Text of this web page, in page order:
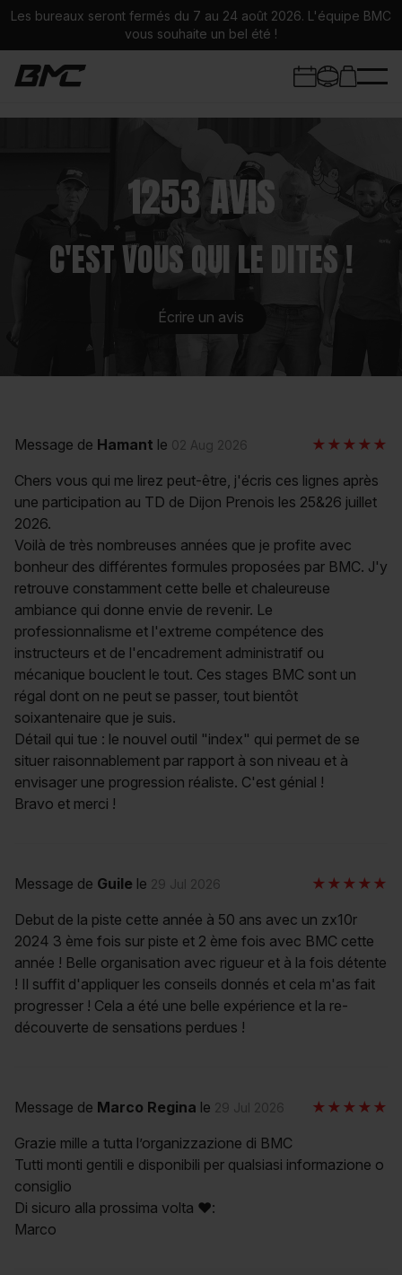
Les bureaux seront fermés du 7 au 24 août 2026. L'équipe BMC
vous souhaite un bel été !
Trackdays
Stages Moto
Circuits
Univers BMC
Devenez membre BMC pour accéder au meilleur
contenus de vos sessions.
Nous rejoindre S'identifier
1253 AVIS
C'EST VOUS QUI LE DITES !
Écrire un avis
Message de Hamant le 02 Aug 2026
Chers vous qui me lirez peut-être, j'écris ces lignes après
une participation au TD de Dijon Prenois les 25&26 juillet
2026.
Voilà de très nombreuses années que je profite avec
bonheur des différentes formules proposées par BMC. J'y
retrouve constamment cette belle et chaleureuse
ambiance qui donne envie de revenir. Le
professionnalisme et l'extreme compétence des
instructeurs et de l'encadrement administratif ou
mécanique bouclent le tout. Ces stages BMC sont un
régal dont on ne peut se passer, tout bientôt
soixantenaire que je suis.
Détail qui tue : le nouvel outil "index" qui permet de se
situer raisonnablement par rapport à son niveau et à
envisager une progression réaliste. C'est génial !
Bravo et merci !
Message de Guile le 29 Jul 2026
Debut de la piste cette année à 50 ans avec un zx10r
2024 3 ème fois sur piste et 2 ème fois avec BMC cette
année ! Belle organisation avec rigueur et à la fois détente
! Il suffit d'appliquer les conseils donnés et cela m'as fait
progresser ! Cela a été une belle expérience et la re-
découverte de sensations perdues !
Message de Marco Regina le 29 Jul 2026
Grazie mille a tutta l’organizzazione di BMC
Tutti monti gentili e disponibili per qualsiasi informazione o
consiglio
Di sicuro alla prossima volta ❤️:
Marco